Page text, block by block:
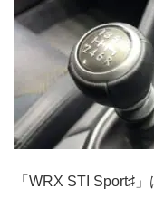
「WRX STI Sport♯